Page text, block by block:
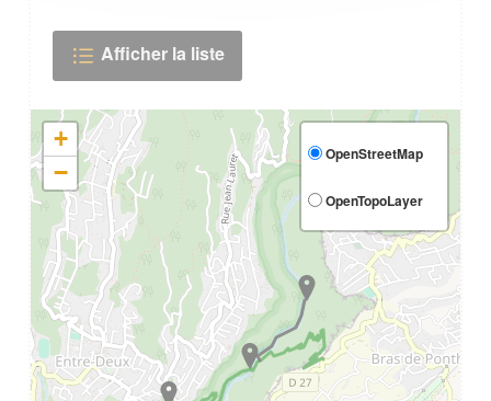
Afficher la liste
+
−
OpenStreetMap
OpenTopoLayer